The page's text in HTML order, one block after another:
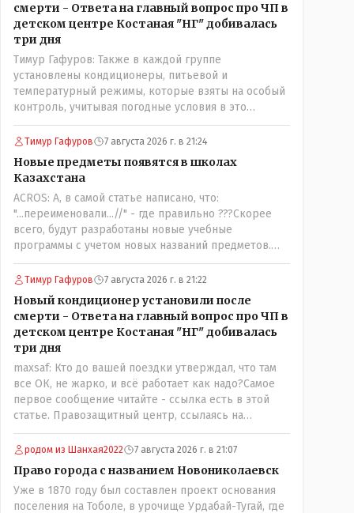
смерти - Ответа на главный вопрос про ЧП в
детском центре Костаная "НГ" добивалась
три дня
Тимур Гафуров: Также в каждой группе
установлены кондиционеры, питьевой и
температурный режимы, которые взяты на особый
контроль, учитывая погодные условия в это
лето.Мы решили. что это - противоречие. Вы
считаете иначе?Ну тут противоречия нет. Этот
трагедии, то есть 29 июля, когда спешно
установили и воду, и новые кондиционеры, и
впервые поставили температурный режим на
контроль. То есть первая часть - информация до
трагедии, вторая часть - информация после
трагедии, когда все уже было исправлено.
Тимур Гафуров 7 августа 2026 г. в 21:24
Новые предметы появятся в школах
Казахстана
ACROS: А, в самой статье написано, что:
"...переименовали...//" - где правильно ???Скорее
всего, будут разработаны новые учебные
программы с учетом новых названий предметов.
Так что предметы - новые. Хоть и
переименованные)
Тимур Гафуров 7 августа 2026 г. в 21:22
Новый кондиционер установили после
смерти - Ответа на главный вопрос про ЧП в
детском центре Костаная "НГ" добивалась
три дня
maxsaf: Кто до вашей поездки утверждал, что там
все ОК, не жарко, и всё работает как надо?Самое
первое сообщение читайте - ссылка есть в этой
статье. Правозащитный центр, ссылаясь на
обсуждение сотрудников интерната в рабочем
чате, которые прислали ему в виде
добивались установки кондиционеров в
помещениях, где есть дети, однако к настоящему
времени их установили только в помещениях,
родом из Шанхая2022 7 августа 2026 г. в 21:07
Право города с названием Новониколаевск
Уже в 1870 году был составлен проект основания
поселения на Тоболе, в урочище Урдабай-Тугай, где